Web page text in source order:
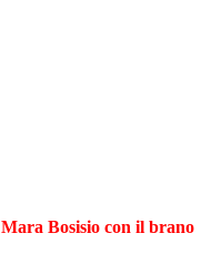
Bosisio con il brano